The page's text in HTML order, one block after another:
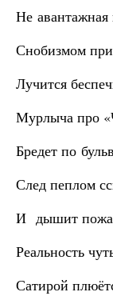
Не
Снобизмом
Лучится
Мурлыча про
Бредет по
След пеплом
И дышит
Реальность
Сатирой